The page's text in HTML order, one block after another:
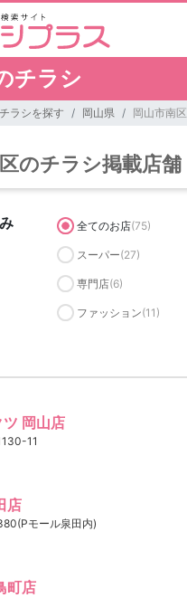
チラシ
ラシを探す 岡山県 岡山市南区
のチラシ掲載店舗
全てのお店(75)
スーパー(27)
専門店(6)
ファッション(11)
岡山店
11
店
モール泉田内)
町店